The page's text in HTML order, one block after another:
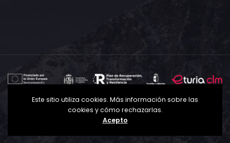
Política de Privacidad Política de Cookies
Aviso
Legal
Este sitio utiliza cookies. Más información sobre las
cookies y cómo rechazarlas.
Acepto